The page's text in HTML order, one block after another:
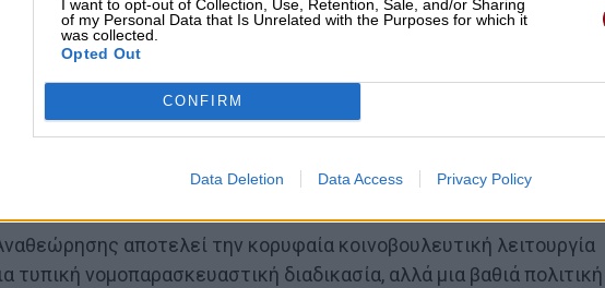
I want to opt-out of Collection, Use, Retention, Sale, and/or Sharing
of my Personal Data that Is Unrelated with the Purposes for which it
was collected.
Opted Out
CONFIRM
Data Deletion Data Access Privacy Policy
αποτελεί την κορυφαία κοινοβουλευτική λειτουργία
τυπική νομοπαρασκευαστική διαδικασία, αλλά μια βαθιά πολιτική